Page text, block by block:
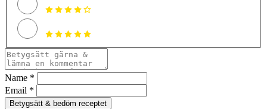
Name *
Email *
Betygsätt & bedöm receptet